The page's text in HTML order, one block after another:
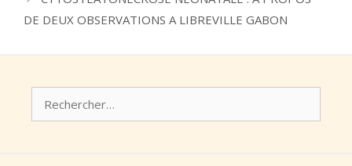
DE DEUX OBSERVATIONS A LIBREVILLE GABON